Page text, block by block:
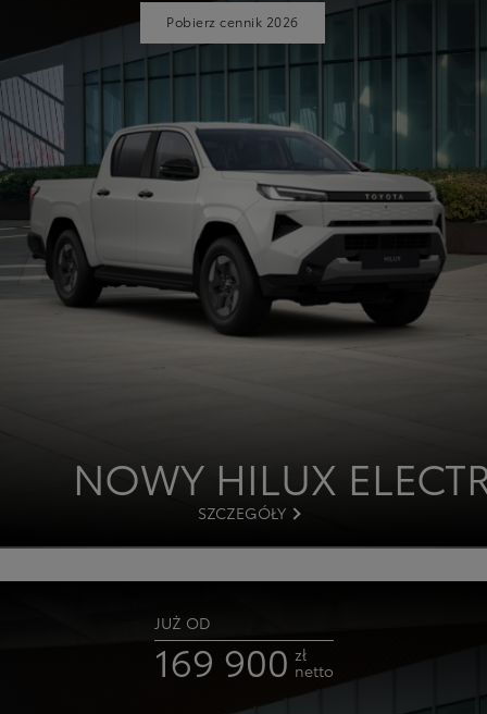
Pobierz cennik 2026
NOWY HILUX
SZCZEGÓŁY
JUŻ OD
169 900 zł
netto